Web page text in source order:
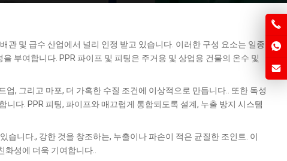
및 급수 산업에서 널리 인정 받고 있습니다. 이러한 구성 요소는 일종
부여합니다. PPR 파이프 및 피팅은 주거용 및 상업용 건물의 온수 및
, 그리고 마포, 더 가혹한 수질 조건에 이상적으로 만듭니다.. 또한 독성
다. PPR 피팅, 파이프와 매끄럽게 통합되도록 설계, 누출 방지 시스템
습니다., 강한 것을 창조하는, 누출이나 파손이 적은 균질한 조인트. 이
성에 더욱 기여합니다..